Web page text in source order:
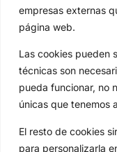
empresas externas
página web.
Las cookies pueden
técnicas son
pueda funcionar, no
únicas que tenemos
El resto de cookies
para personalizarla
Compañía
Aviso Legal
Política de Cookies
Publicidad
Newsletters